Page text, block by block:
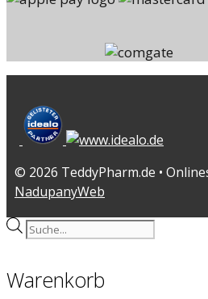
© 2026 TeddyPharm.de •
NadupanyWeb
Products
Warenkorb